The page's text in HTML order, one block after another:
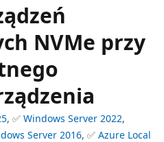
NVMe przy
, ✅ Windows Server 2022,
Server 2016, ✅ Azure Local